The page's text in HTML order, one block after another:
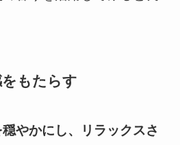
もたらす
やかにし、リラックスさ